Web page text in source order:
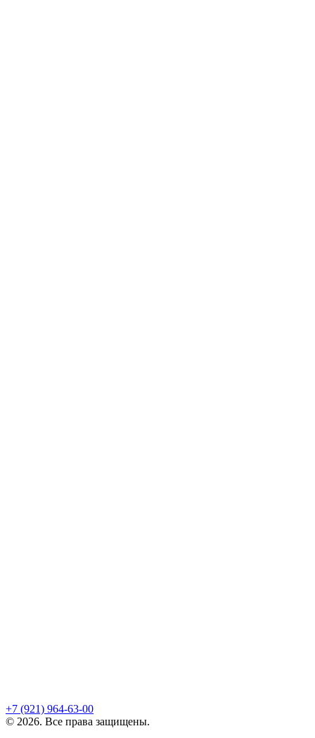
+7 (921) 964-63-00
© 2026. Все права защищены.